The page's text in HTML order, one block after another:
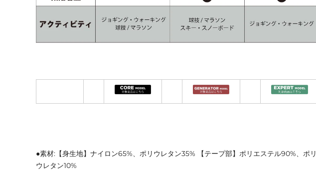
●素材:【身生地】ナイロン65%、ポリウレタン35% 【テープ部】ポリエステル90%、ポリ
ウレタン10%